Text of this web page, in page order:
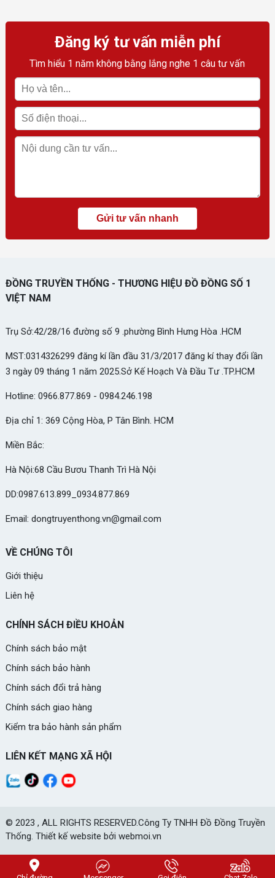
Đăng ký tư vấn miễn phí
Tìm hiểu 1 năm không bằng lắng nghe 1 câu tư vấn
ĐỒNG TRUYỀN THỐNG - THƯƠNG HIỆU ĐỒ ĐỒNG SỐ 1
VIỆT NAM
Trụ Sở:42/28/16 đường số 9 .phường Bình Hưng Hòa .HCM
MST:0314326299 đăng kí lần đầu 31/3/2017 đăng kí thay đổi lần
3 ngày 09 tháng 1 năm 2025.Sở Kế Hoạch Và Đầu Tư .TP.HCM
Hotline: 0966.877.869 - 0984.246.198
Địa chỉ 1: 369 Cộng Hòa, P Tân Bình. HCM
Miền Bắc:
Hà Nội:68 Cầu Bươu Thanh Trì Hà Nội
DD:0987.613.899_0934.877.869
Email: dongtruyenthong.vn@gmail.com
VỀ CHÚNG TÔI
Giới thiệu
Liên hệ
CHÍNH SÁCH ĐIỀU KHOẢN
Chính sách bảo mật
Chính sách bảo hành
Chính sách đổi trả hàng
Chính sách giao hàng
Kiểm tra bảo hành sản phẩm
LIÊN KẾT MẠNG XÃ HỘI
© 2023 , ALL RIGHTS RESERVED.Công Ty TNHH Đồ Đồng Truyền
Thống. Thiết kế website bởi webmoi.vn